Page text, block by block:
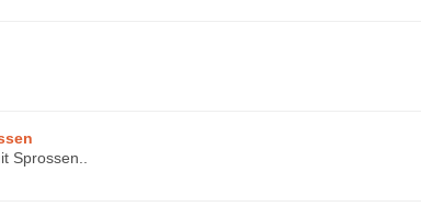
Sprossen..